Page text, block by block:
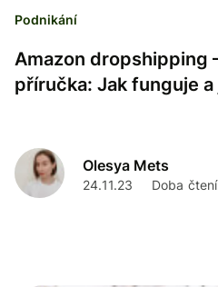
Podnikání
Amazon dropshipping
příručka: Jak funguje
Olesya Mets
24.11.23 Doba